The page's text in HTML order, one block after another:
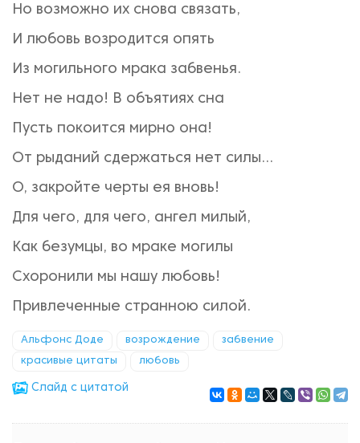
Но возможно их снова связать,
И любовь возродится опять
Из могильного мрака забвенья.
Нет не надо! В объятиях сна
Пусть покоится мирно она!
От рыданий сдержаться нет силы...
О, закройте черты ея вновь!
Для чего, для чего, ангел милый,
Как безумцы, во мраке могилы
Схоронили мы нашу любовь!
Привлеченные странною силой.
Альфонс Доде возрождение забвение
красивые цитаты любовь
Cлайд с цитатой